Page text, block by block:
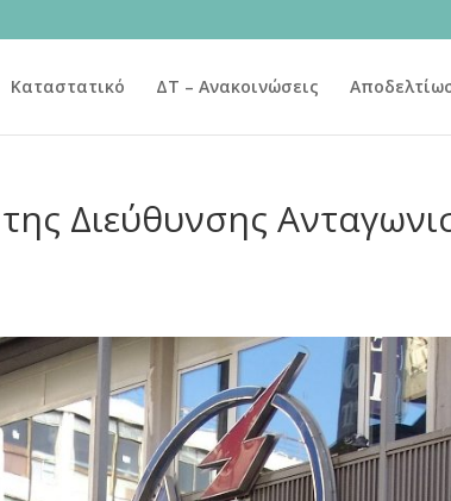
Καταστατικό ΔΤ – Ανακοινώσεις
της Διεύθυνσης